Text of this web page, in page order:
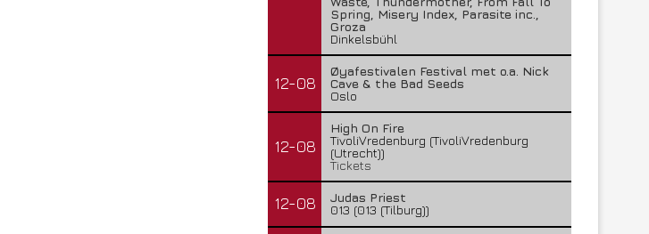
Spring, Misery Index, Parasite inc.,
Groza
Dinkelsbühl
12-08
Øyafestivalen Festival met o.a. Nick
Cave & the Bad Seeds
Oslo
12-08
High On Fire
TivoliVredenburg (TivoliVredenburg
(Utrecht))
Tickets
12-08
Judas Priest
013 (013 (Tilburg))